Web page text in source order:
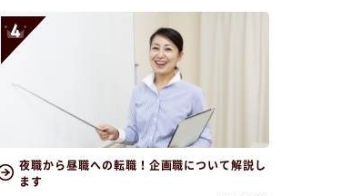
夜職から昼職への転職！企画職について解説し
ます